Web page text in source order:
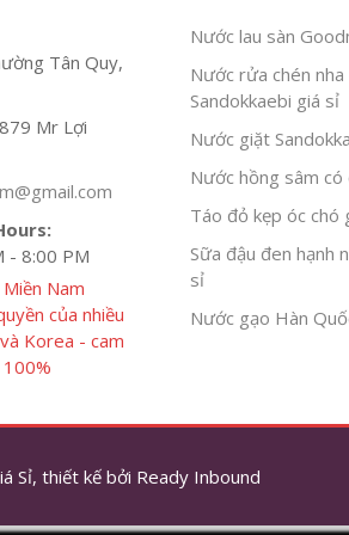
Tân Quy,
Mr Lợi
- 8:00 PM
Nam
của nhiều
Korea - cam
100%
Nước lau sàn
Nước rửa chén nha
Sandokkaebi giá sỉ
Nước giặt
Nước hồng sâm có
Táo đỏ kẹp óc chó
Sữa đậu đen hạnh
sỉ
Nước gạo Hàn
Sỉ, thiết kế bởi Ready Inbound